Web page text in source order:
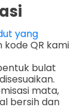
yang
kode QR kami
bulat
mata,
bersih dan